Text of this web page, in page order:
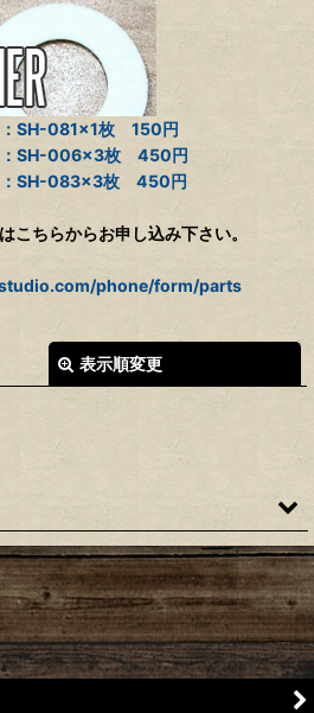
：SH-081×1枚 150円
：SH-006×3枚 450円
：SH-083×3枚 450円
こちらからお申し込み下さい。
phone/form/parts
表示順変更
絞り込む
］対応 カスタムパーツ
］対応 カスタムパーツ
］対応 カスタムパーツ